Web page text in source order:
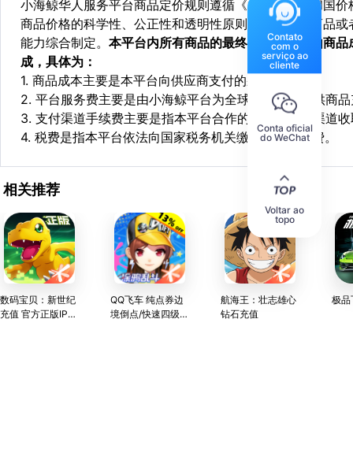
小海鲸华人服务平台商品定价规则遵循《中华人民共和国
商品价格的科学性、公正性和透明性原则，依据相关商品
能力综合制定。 本平台内所有商品的最终销售价格均由商
成，具体为：
1. 商品成本主要是本平台向供应商支付的采购成本；
2. 平台服务费主要是由小海鲸平台为全球华人用户提供商
3. 支付渠道手续费主要是指本平台合作的第三方支付渠道
4. 税费是指本平台依法向国家税务机关缴纳的各项税费。
相关推荐
数码宝贝：新世纪
充值 官方正版IP授
QQ飞车 纯点券边
境倒点/快速四级宝
航海王：壮志雄心
钻石充值
极品
Contato
com o
serviço ao
cliente
Conta oficial
do WeChat
Voltar ao
topo